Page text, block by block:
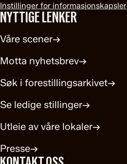
Instillinger for informasjonskapsler
NYTTIGE LENKER
Våre scener→
Motta nyhetsbrev→
Søk i forestillingsarkivet→
Se ledige stillinger→
Utleie av våre lokaler→
Presse→